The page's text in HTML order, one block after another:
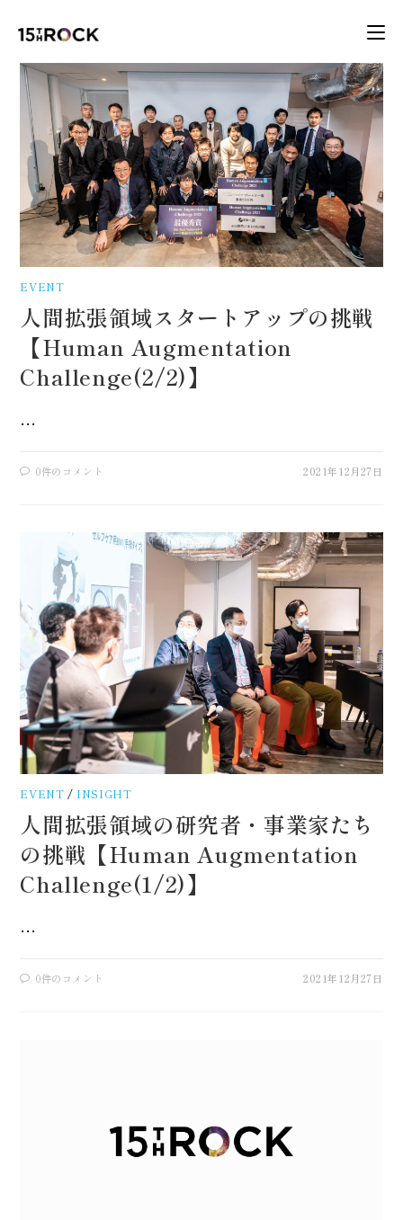
EVENT
人間拡張領域スタートアップの挑戦
【Human Augmentation
Challenge(2/2)】
…
0件のコメント 2021年12月27日
EVENT / INSIGHT
人間拡張領域の研究者・事業家たち
の挑戦【Human Augmentation
Challenge(1/2)】
…
0件のコメント 2021年12月27日